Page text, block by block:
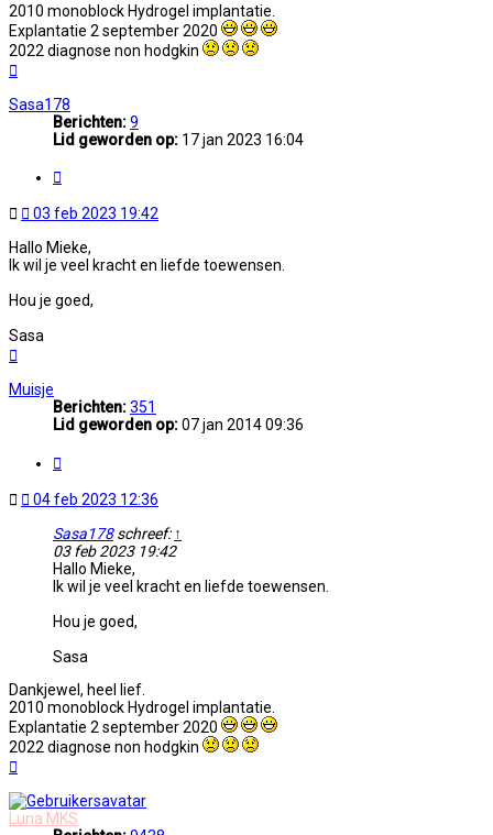
2010 monoblock Hydrogel implantatie.
Explantatie 2 september 2020
2022 diagnose non hodgkin
Sasa178
Berichten:9
Lid geworden op: 17 jan 2023 16:04
Ongelezen
03 feb 2023 19:42
Hallo Mieke,
Ik wil je veel kracht en liefde toewensen.
Hou je goed,
Sasa
Muisje
Berichten:351
Lid geworden op:07 jan 2014 09:36
Ongelezen
04 feb 2023 12:36
Sasa178schreef: ↑
03 feb 2023 19:42
Hallo Mieke,
Ik wil je veel kracht en liefde toewensen.
Hou je goed,
Sasa
Dankjewel, heel lief.
2010 monoblock Hydrogel implantatie.
Explantatie 2 september 2020
2022 diagnose non hodgkin
Luna MKS